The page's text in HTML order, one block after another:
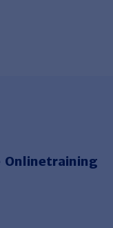
Onlinetraining